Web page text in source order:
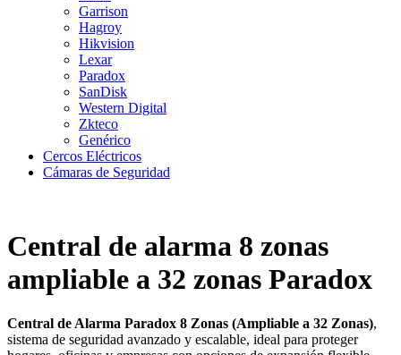
Garrison
Hagroy
Hikvision
Lexar
Paradox
SanDisk
Western Digital
Zkteco
Genérico
Cercos Eléctricos
Cámaras de Seguridad
Central de alarma 8 zonas
ampliable a 32 zonas Paradox
Central de Alarma Paradox 8 Zonas (Ampliable a 32 Zonas),
sistema de seguridad avanzado y escalable, ideal para proteger